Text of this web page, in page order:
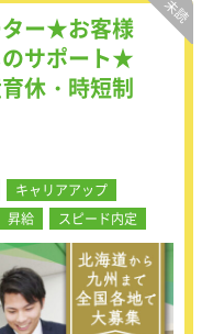
お任せします。
略立案から実行
新規施策検討・改善
の企画/実施
影、インタビュー
ブランディング・
ィングといった施策
ター★お客様
のサポート★
休・時短制
キャリアアップ
昇給 スピード内定